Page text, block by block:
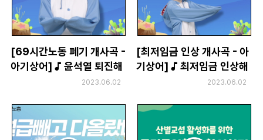
[69시간노동 폐기 개사곡 -
아기상어] ♪ 윤석열 퇴진해
2023.06.02
[최저임금 인상 개사곡 - 아
기상어] ♪ 최저임금 인상해
2023.06.02